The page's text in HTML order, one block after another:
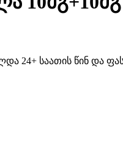
24+ საათის წინ და